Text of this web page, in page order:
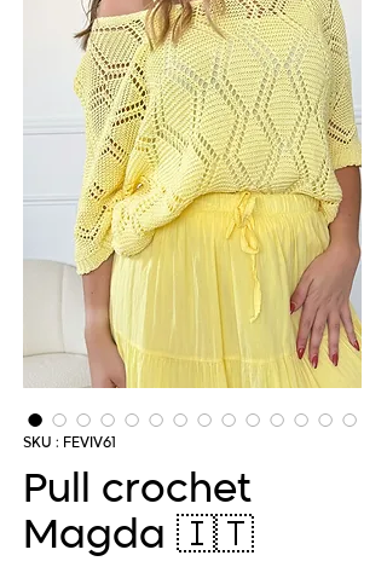
SKU : FEVIV61
Pull crochet
Magda 🇮🇹